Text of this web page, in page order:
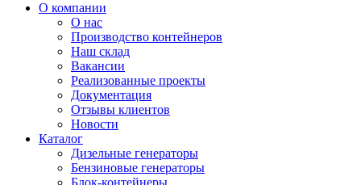
О компании
О нас
Производство контейнеров
Наш склад
Вакансии
Реализованные проекты
Документация
Отзывы клиентов
Новости
Каталог
Дизельные генераторы
Бензиновые генераторы
Блок-контейнеры